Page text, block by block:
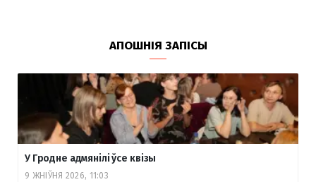
АПОШНІЯ ЗАПІСЫ
У Гродне адмянілі ўсе квізы
9 ЖНІЎНЯ 2026, 11:03